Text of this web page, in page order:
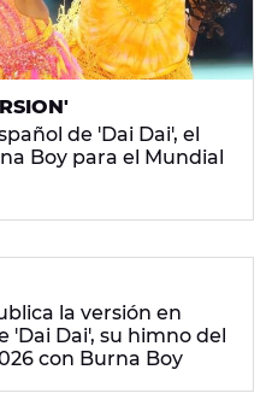
de 'Dai Dai', el
Boy para el Mundial
la versión en
'Dai Dai', su himno del
con Burna Boy